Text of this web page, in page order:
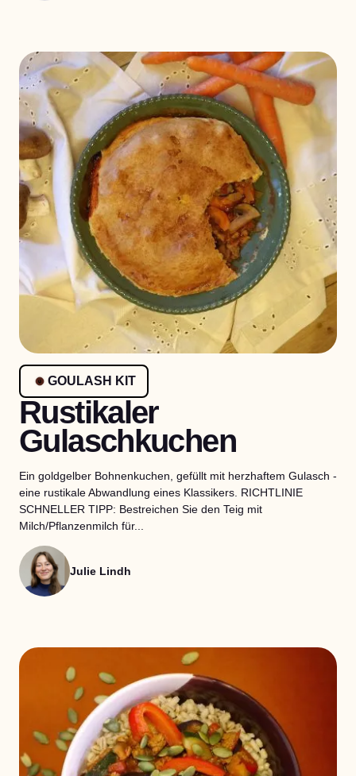
GOULASH KIT
Rustikaler
Gulaschkuchen
Ein goldgelber Bohnenkuchen, gefüllt mit herzhaftem Gulasch -
eine rustikale Abwandlung eines Klassikers. RICHTLINIE
SCHNELLER TIPP: Bestreichen Sie den Teig mit
Milch/Pflanzenmilch für...
Julie Lindh